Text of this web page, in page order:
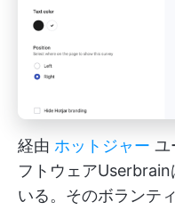
経由 ホットジャー ユ
フトウェア
いる。そのボランテ